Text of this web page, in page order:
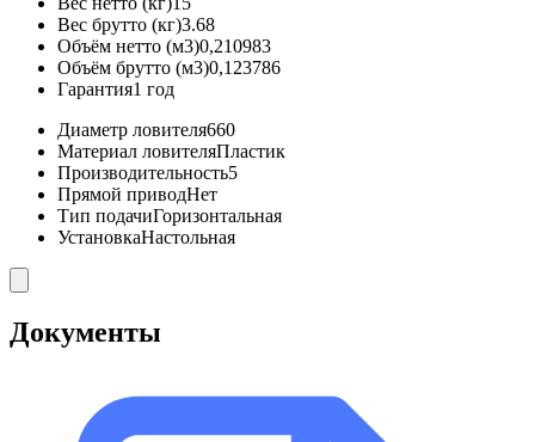
Вес брутто (кг)3.68
Объём нетто (м3)0,210983
Объём брутто (м3)0,123786
Гарантия1 год
Диаметр ловителя660
Материал ловителяПластик
Производительность5
Прямой приводНет
Тип подачиГоризонтальная
УстановкаНастольная
Документы